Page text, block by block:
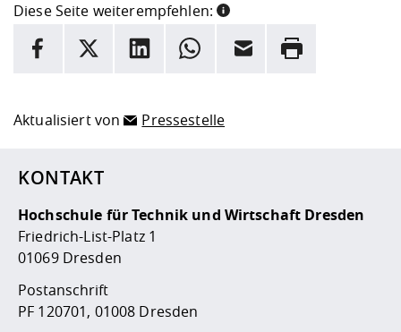
Diese Seite weiterempfehlen:
INFORMATION
Facebook
X LinkedInWhatsappE-Mail Drucken
Aktualisiert von Pressestelle
KONTAKT
Hochschule für Technik und Wirtschaft Dresden
Friedrich-List-Platz 1
01069 Dresden
Postanschrift
PF 120701, 01008 Dresden